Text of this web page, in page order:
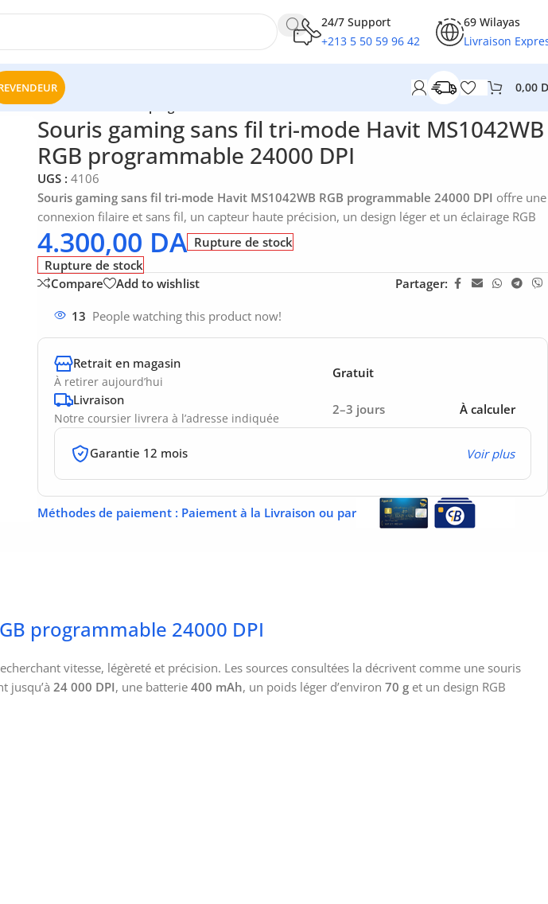
24/7 Support
+213 5 50 59 96 42
69 Wilayas
Livraison
0,00
Havit MS1042WB RGB programmable 24000 DPI
Souris gaming sans fil tri-mode Havit MS1042WB
RGB programmable 24000 DPI
UGS : 4106
Souris gaming sans fil tri-mode Havit MS1042WB RGB programmable 24000 DPI offre une
connexion filaire et sans fil, un capteur haute précision, un design léger et un éclairage RGB
4.300,00 DA Rupture de stock
Rupture de stock
Compare
Add to wishlist Partager:
13 People watching this product now!
Retrait en magasin
À retirer aujourd’hui
Gratuit
Livraison
Notre coursier livrera à l’adresse indiquée
2–3 jours À calculer
Garantie 12 mois Voir plus
Méthodes de paiement : Paiement à la Livraison ou par
programmable 24000 DPI
vitesse, légèreté et précision. Les sources consultées la décrivent comme une souris
jusqu’à 24 000 DPI, une batterie 400 mAh, un poids léger d’environ 70 g et un design RGB